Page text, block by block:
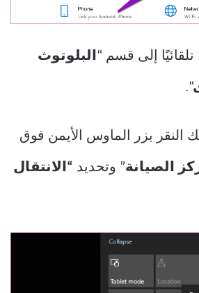
إلى قسم “البلوتوث
“.
النقر بزر الماوس الأيمن فوق
الصيانة” وتحديد “الانتقال